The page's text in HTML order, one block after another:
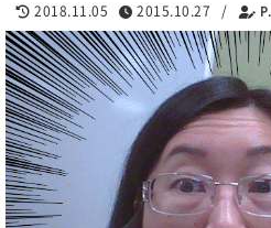
2018.11.05 2015.10.27 /